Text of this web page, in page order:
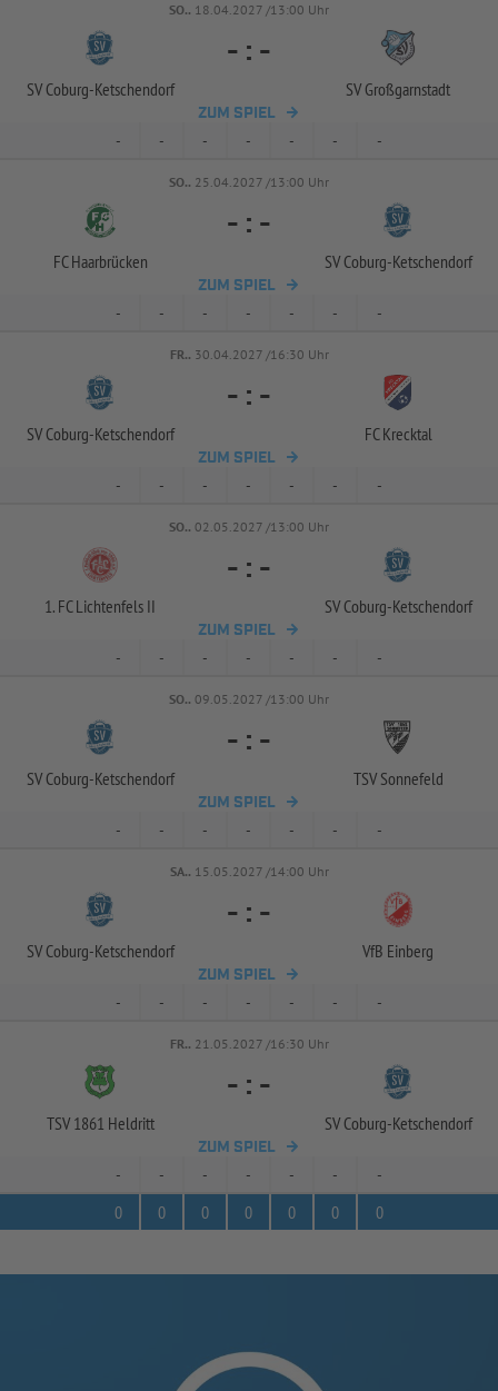
SO.. 18.04.2027 /13:00 Uhr
SV Coburg-Ketschendorf
- : -
SV Großgarnstadt
ZUM SPIEL
- - - - - - -
SO.. 25.04.2027 /13:00 Uhr
FC Haarbrücken
- : -
SV Coburg-Ketschendorf
ZUM SPIEL
- - - - - - -
FR.. 30.04.2027 /16:30 Uhr
SV Coburg-Ketschendorf
- : -
FC Krecktal
ZUM SPIEL
- - - - - - -
SO.. 02.05.2027 /13:00 Uhr
1. FC Lichtenfels II
- : -
SV Coburg-Ketschendorf
ZUM SPIEL
- - - - - - -
SO.. 09.05.2027 /13:00 Uhr
SV Coburg-Ketschendorf
- : -
TSV Sonnefeld
ZUM SPIEL
- - - - - - -
SA.. 15.05.2027 /14:00 Uhr
SV Coburg-Ketschendorf
- : -
VfB Einberg
ZUM SPIEL
- - - - - - -
FR.. 21.05.2027 /16:30 Uhr
TSV 1861 Heldritt
- : -
SV Coburg-Ketschendorf
ZUM SPIEL
- - - - - -
-
0
0 0 0 0 0 0